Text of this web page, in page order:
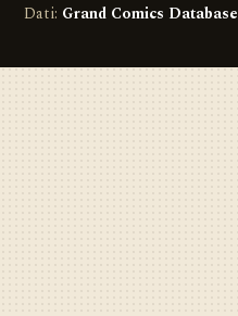
Dati: Grand Comics Database